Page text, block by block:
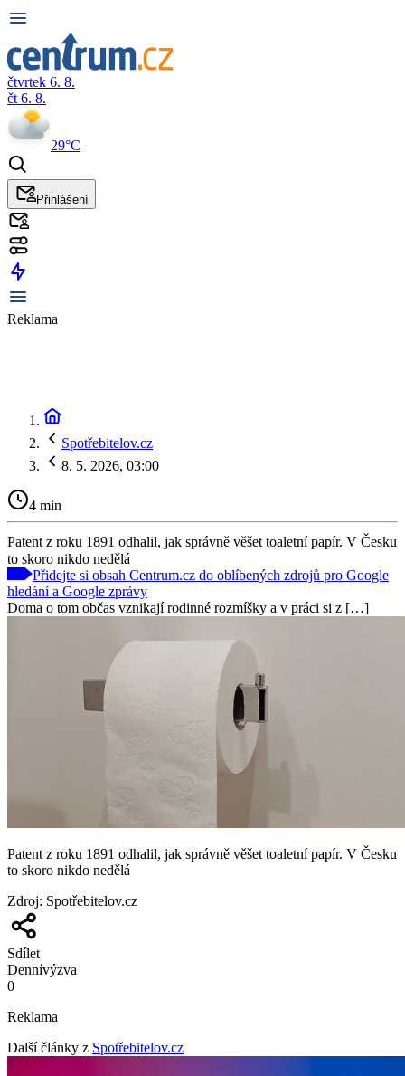
čtvrtek 6. 8.
čt 6. 8.
29°C
Přihlášení
Reklama
Spotřebitelov.cz
8. 5. 2026, 03:00
4 min
Patent z roku 1891 odhalil, jak správně věšet toaletní papír. V Česku
to skoro nikdo nedělá
Přidejte si obsah Centrum.cz do oblíbených zdrojů pro Google
hledání a Google zprávy
Doma o tom občas vznikají rodinné rozmíšky a v práci si z […]
Patent z roku 1891 odhalil, jak správně věšet toaletní papír. V Česku
to skoro nikdo nedělá
Zdroj: Spotřebitelov.cz
Sdílet
Dennívýzva
0
Reklama
Další články z Spotřebitelov.cz